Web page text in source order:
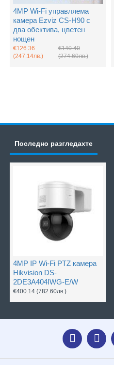
4MP Wi-Fi управляема
камера Ezviz CS-H90 с
два обектива, цветен
нощен
€126.36
(247.14лв.)
€140.40
(274.60лв.)
Последно разгледахте
4MP IP Wi-Fi PTZ камера
Hikvision DS-
2DE3A404IWG-E/W
€400.14 (782.60лв.)